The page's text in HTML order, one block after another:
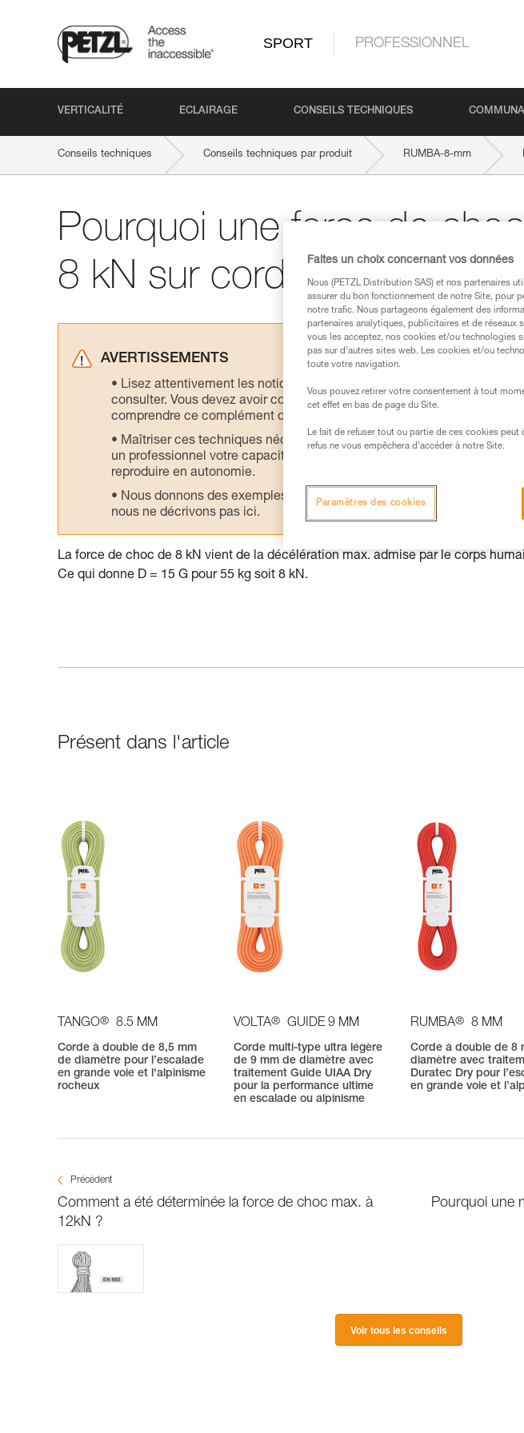
SPORT PROFESSIONNEL
VERTICALITÉ ECLAIRAGE CONSEILS TECHNIQUES
Conseils techniques Conseils techniques par produit RUMBA-8-mm
Pourquoi une force de
8 kN sur corde à double ?
AVERTISSEMENTS
Lisez attentivement les notices techniques des produits utilisés dans
consulter. Vous devez avoir compris les informations de la notice
comprendre ce complément d’informations.
Maîtriser ces techniques nécessite une formation et un entraînement
un professionnel votre capacité à refaire la manipulation, seul, en toute
reproduire en autonomie.
Nous donnons des exemples de techniques liées à votre activité. Il
nous ne décrivons pas ici.
La force de choc de 8 kN vient de la décélération max. admise par le corps
Ce qui donne D = 15 G pour 55 kg soit 8 kN.
Présent dans l'article
TANGO® 8.5 MM
Corde à double de 8,5 mm
de diamètre pour l’escalade
en grande voie et l'alpinisme
rocheux
VOLTA® GUIDE 9 MM
Corde multi-type ultra légère
de 9 mm de diamètre avec
traitement Guide UIAA Dry
pour la performance ultime
en escalade ou alpinisme
RUMBA® 8 MM
Corde à double de 8
diamètre avec
Duratec Dry pour
en grande voie et
Précédent
Comment a été déterminée la force de choc max. à
12kN ?
Pourquoi une
Voir tous les conseils
Faites un choix concernant vos données
Nous (PETZL Distribution SAS) et nos partenaires
assurer du bon fonctionnement de notre Site, pour
notre trafic. Nous partageons également des
partenaires analytiques, publicitaires et de réseaux
vous les acceptez, nos cookies et/ou technologies
pas sur d’autres sites web. Les cookies et/ou
toute votre navigation.
Vous pouvez retirer votre consentement à tout
cet effet en bas de page du Site.
Le fait de refuser tout ou partie de ces cookies
refus ne vous empêchera d’accéder à notre Site.
Paramètres des cookies